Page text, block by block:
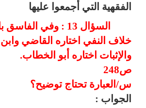
الفقهية التي أجمعوا عليها
السؤال 13 : وفي
خلاف النفي اختاره القاضي
والإثبات اختاره أبو الخطاب.
ص248
س/العبارة تحتاج توضيح؟
الجواب :